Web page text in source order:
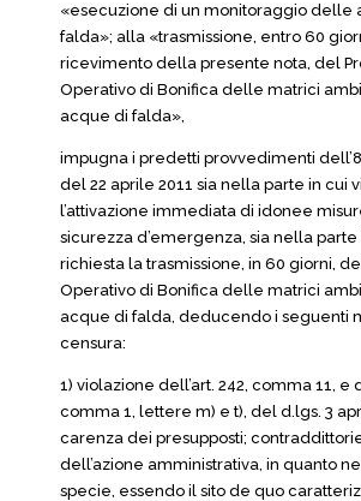
«esecuzione di un monitoraggio delle
falda»; alla «trasmissione, entro 60
ricevimento della presente nota, del
Operativo di Bonifica delle matrici
acque di falda»,
impugna i predetti provvedimenti
del 22 aprile 2011 sia nella parte in cui
l’attivazione immediata di idonee
sicurezza d’emergenza, sia nella parte
richiesta la trasmissione, in 60 giorni,
Operativo di Bonifica delle matrici
acque di falda, deducendo i seguenti
censura:
1) violazione dell’art. 242, comma 11, e
comma 1, lettere m) e t), del d.lgs. 3
carenza dei presupposti;
dell’azione amministrativa, in quanto
specie, essendo il sito de quo